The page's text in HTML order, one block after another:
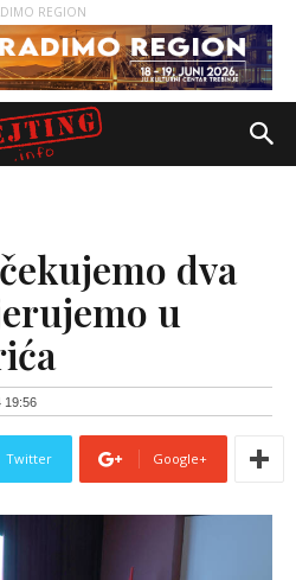
REGION
dva
u
19:56
Twitter Google+